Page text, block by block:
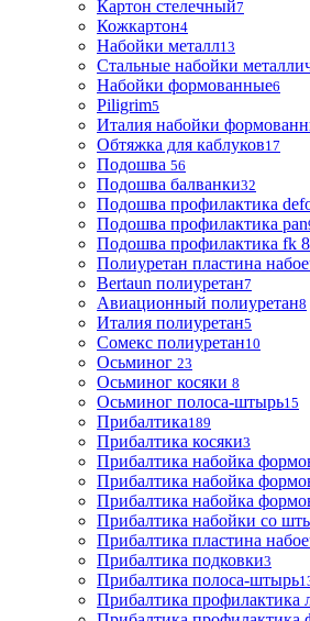
Картон стелечный7
Кожкартон4
Набойки металл13
Стальные набойки
Набойки формованные6
Piligrim5
Италия набойки
Обтяжка для каблуков17
Подошва 56
Подошва балванки32
Подошва профилактика
Подошва профилактика pan
Подошва профилактика fk
Полиуретан пластина
Bertaun полиуретан7
Авиационный полиуретан8
Италия полиуретан5
Сомекс полиуретан10
Осьминог 23
Осьминог косяки 8
Осьминог полоса-штырь15
Прибалтика189
Прибалтика косяки3
Прибалтика набойка
Прибалтика набойка
Прибалтика набойка
Прибалтика набойки со
Прибалтика пластина
Прибалтика подковки3
Прибалтика полоса-штырь
Прибалтика профилактика